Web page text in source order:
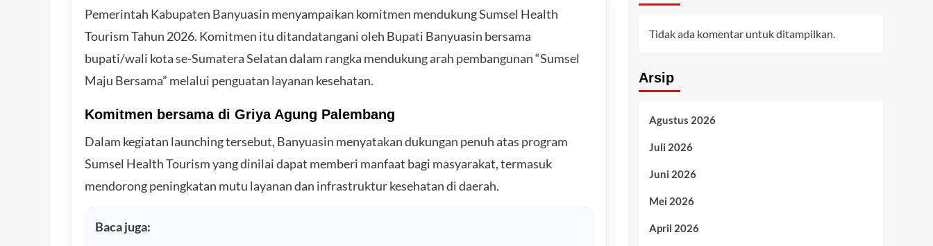
Pemerintah Kabupaten Banyuasin menyampaikan komitmen mendukung Sumsel Health
Tourism Tahun 2026. Komitmen itu ditandatangani oleh Bupati Banyuasin bersama
bupati/wali kota se-Sumatera Selatan dalam rangka mendukung arah pembangunan “Sumsel
Maju Bersama” melalui penguatan layanan kesehatan.
Komitmen bersama di Griya Agung Palembang
Dalam kegiatan launching tersebut, Banyuasin menyatakan dukungan penuh atas program
Sumsel Health Tourism yang dinilai dapat memberi manfaat bagi masyarakat, termasuk
mendorong peningkatan mutu layanan dan infrastruktur kesehatan di daerah.
Baca juga:
Tidak ada komentar untuk ditampilkan.
Arsip
Agustus 2026
Juli 2026
Juni 2026
Mei 2026
April 2026